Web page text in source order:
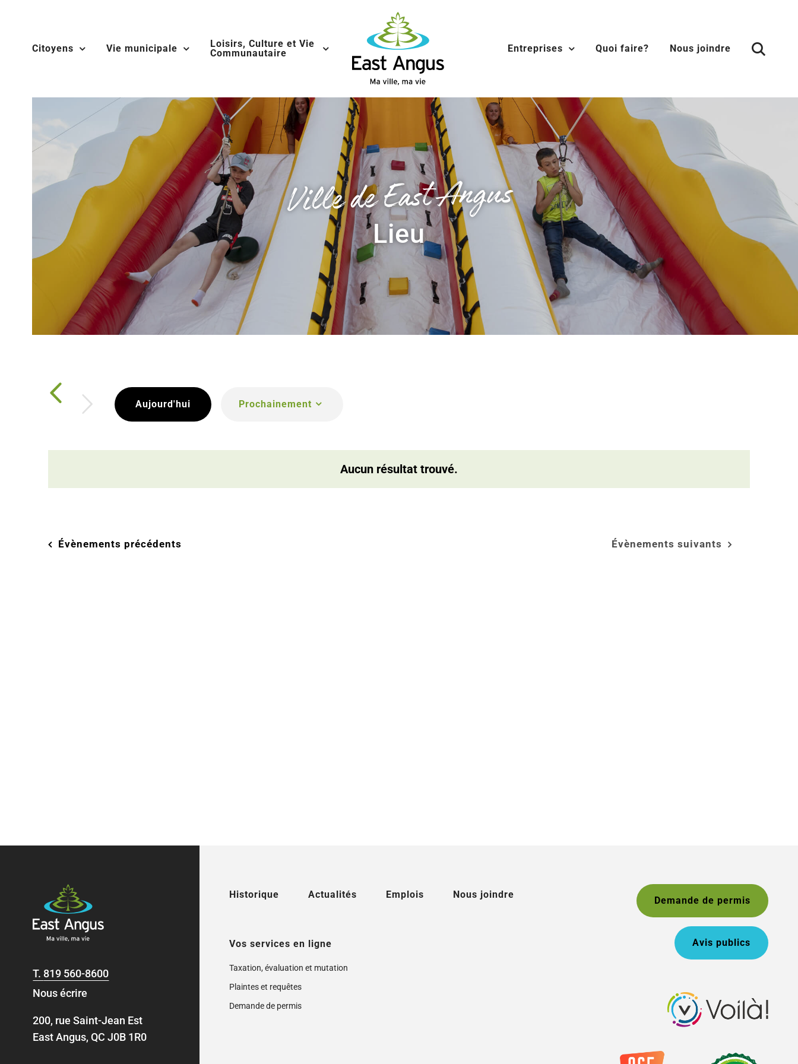
contentCitoyens Vie municipale
Loisirs, Culture et Vie
Communautaire
Entreprises Quoi faire? Nous joindre
Ville de East Angus
Lieu
Notice
Aucun résultat trouvé.
Aujourd'hui Prochainement
la
Évènements précédents Évènements suivants
T. 819 560-8600
Nous écrire
200, rue Saint-Jean Est
East Angus, QC J0B 1R0
Historique Actualités Emplois Nous joindre
Vos services en ligne
Taxation, évaluation et mutation
Plaintes et requêtes
Demande de permis
Demande de permis
Avis publics